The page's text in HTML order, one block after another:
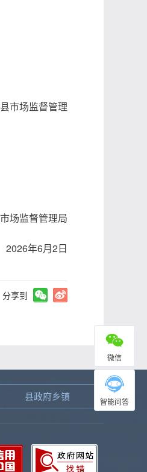
市场监督管理
场监督管理局
2026年6月2日
分享到
微信
智能问答
县政府乡镇